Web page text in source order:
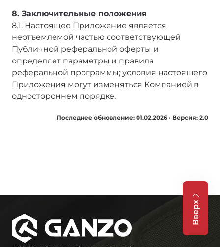
8. Заключительные положения
8.1. Настоящее Приложение является
неотъемлемой частью соответствующей
Публичной реферальной оферты и
определяет параметры и правила
реферальной программы; условия настоящего
Приложения могут изменяться Компанией в
одностороннем порядке.
Последнее обновление: 01.02.2026 · Версия: 2.0
Вверх